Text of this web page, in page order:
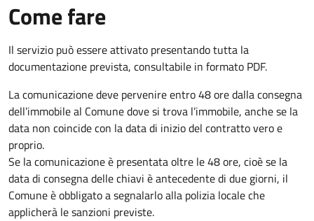
Come fare
Il servizio può essere attivato presentando tutta la
documentazione prevista, consultabile in formato PDF.
La comunicazione deve pervenireentro 48 oredalla consegna
dell’immobile al Comune dove si trova l’immobile, anche se la
data non coincide con la data di inizio del contratto vero e
proprio.
Se la comunicazione è presentata oltre le 48 ore, cioè se la
data di consegna delle chiavi è antecedente di due giorni, il
Comune è obbligato a segnalarlo alla polizia locale che
applicherà le sanzioni previste.